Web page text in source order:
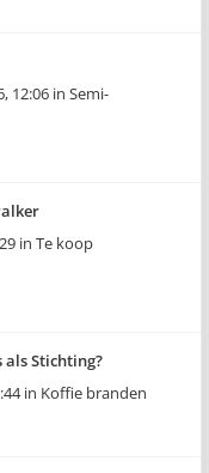
12:06 in Semi-
in Te koop
als Stichting?
in Koffie branden